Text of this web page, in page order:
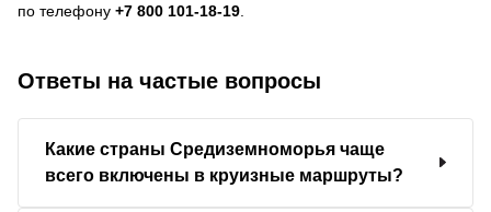
по телефону +7 800 101-18-19
Ответы на частые вопросы
Какие страны Средиземноморья чаще
всего включены в круизные маршруты?